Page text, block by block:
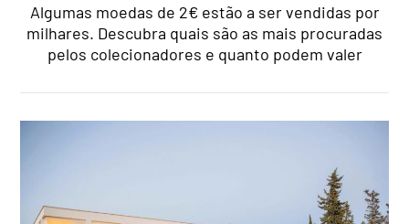
Algumas moedas de 2€ estão a ser vendidas por
milhares. Descubra quais são as mais procuradas
pelos colecionadores e quanto podem valer